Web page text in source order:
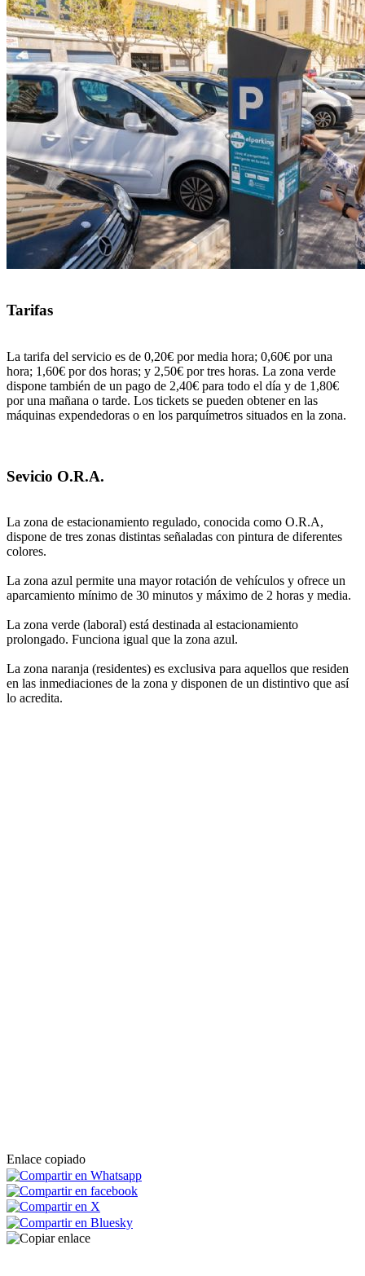
Tarifas
La tarifa del servicio es de 0,20€ por media hora; 0,60€ por una
hora; 1,60€ por dos horas; y 2,50€ por tres horas. La zona verde
dispone también de un pago de 2,40€ para todo el día y de 1,80€
por una mañana o tarde. Los tickets se pueden obtener en las
máquinas expendedoras o en los parquímetros situados en la zona.
Sevicio O.R.A.
La zona de estacionamiento regulado, conocida como O.R.A,
dispone de tres zonas distintas señaladas con pintura de diferentes
colores.
La zona azul permite una mayor rotación de vehículos y ofrece un
aparcamiento mínimo de 30 minutos y máximo de 2 horas y media.
La zona verde (laboral) está destinada al estacionamiento
prolongado. Funciona igual que la zona azul.
La zona naranja (residentes) es exclusiva para aquellos que residen
en las inmediaciones de la zona y disponen de un distintivo que así
lo acredita.
Enlace copiado